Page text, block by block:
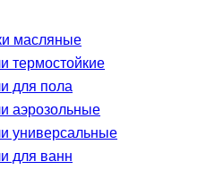
масляные
термостойкие
для пола
аэрозольные
универсальные
для ванн